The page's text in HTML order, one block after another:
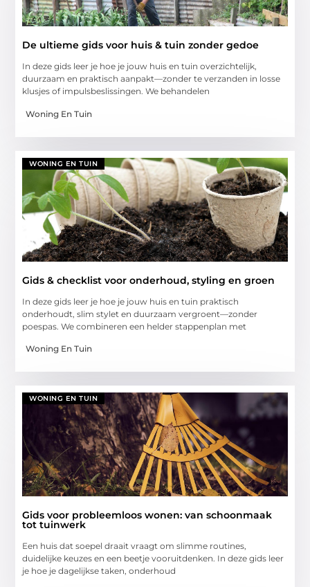
De ultieme gids voor huis & tuin zonder gedoe
In deze gids leer je hoe je jouw huis en tuin overzichtelijk,
duurzaam en praktisch aanpakt—zonder te verzanden in losse
klusjes of impulsbeslissingen. We behandelen
Woning En Tuin
WONING EN TUIN
Gids & checklist voor onderhoud, styling en groen
In deze gids leer je hoe je jouw huis en tuin praktisch
onderhoudt, slim stylet en duurzaam vergroent—zonder
poespas. We combineren een helder stappenplan met
Woning En Tuin
WONING EN TUIN
Gids voor probleemloos wonen: van schoonmaak
tot tuinwerk
Een huis dat soepel draait vraagt om slimme routines,
duidelijke keuzes en een beetje vooruitdenken. In deze gids leer
je hoe je dagelijkse taken, onderhoud